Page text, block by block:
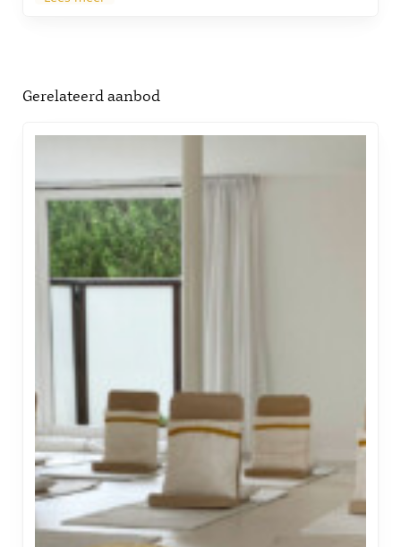
Gerelateerd aanbod